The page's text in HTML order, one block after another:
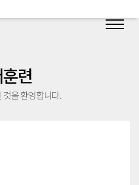
련
것을 환영합니다.